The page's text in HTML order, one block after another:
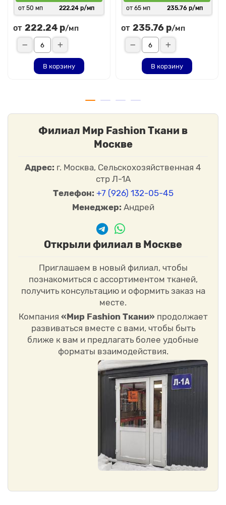
от 50 мп 222.24 р/мп
от 222.24 р/мп
В корзину
от 65 мп 235.76 р/мп
от 235.76 р/мп
В корзину
Филиал Мир Fashion Ткани в
Москве
Адрес: г. Москва, Сельскохозяйственная 4
стр Л-1А
Телефон: +7 (926) 132-05-45
Менеджер: Андрей
Открыли филиал в Москве
Приглашаем в новый филиал, чтобы
познакомиться с ассортиментом тканей,
получить консультацию и оформить заказ на
месте.
Компания «Мир Fashion Ткани» продолжает
развиваться вместе с вами, чтобы быть
ближе к вам и предлагать более удобные
форматы взаимодействия.